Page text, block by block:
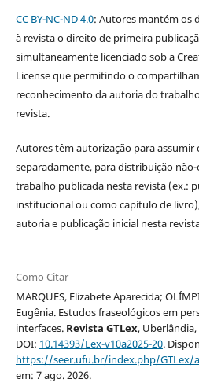
CC BY-NC-ND 4.0: Autores mantém os
à revista o direito de primeira
simultaneamente licenciado sob a
License que permitindo o
reconhecimento da autoria do
revista.
Autores têm autorização para assumir
separadamente, para distribuição
trabalho publicada nesta revista (ex.:
institucional ou como capítulo de
autoria e publicação inicial nesta
Como Citar
MARQUES, Elizabete Aparecida;
Eugênia. Estudos fraseológicos em
interfaces. Revista GTLex, Uberlândia,
DOI: 10.14393/Lex-v10a2025-20.
https://seer.ufu.br/index.php/GTLex/
em: 7 ago. 2026.